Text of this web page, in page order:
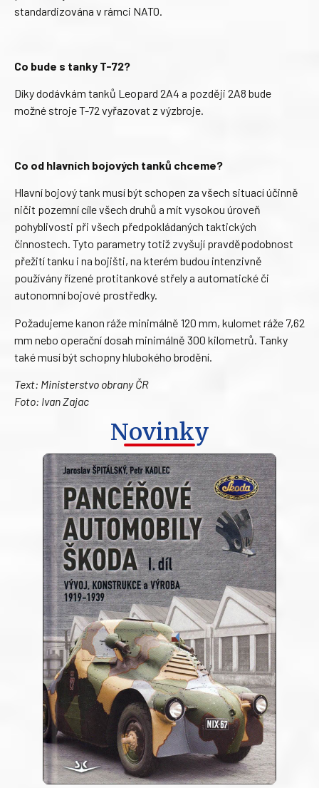
standardizována v rámci NATO.
Co bude s tanky T-72?
Díky dodávkám tanků Leopard 2A4 a později 2A8 bude
možné stroje T-72 vyřazovat z výzbroje.
Co od hlavních bojových tanků chceme?
Hlavní bojový tank musí být schopen za všech situací účinně
ničit pozemní cíle všech druhů a mít vysokou úroveň
pohyblivosti při všech předpokládaných taktických
činnostech. Tyto parametry totiž zvyšují pravděpodobnost
přežití tanku i na bojišti, na kterém budou intenzivně
používány řízené protitankové střely a automatické či
autonomní bojové prostředky.
Požadujeme kanon ráže minimálně 120 mm, kulomet ráže 7,62
mm nebo operační dosah minimálně 300 kilometrů. Tanky
také musí být schopny hlubokého brodění.
Text: Ministerstvo obrany ČR
Foto: Ivan Zajac
Novinky